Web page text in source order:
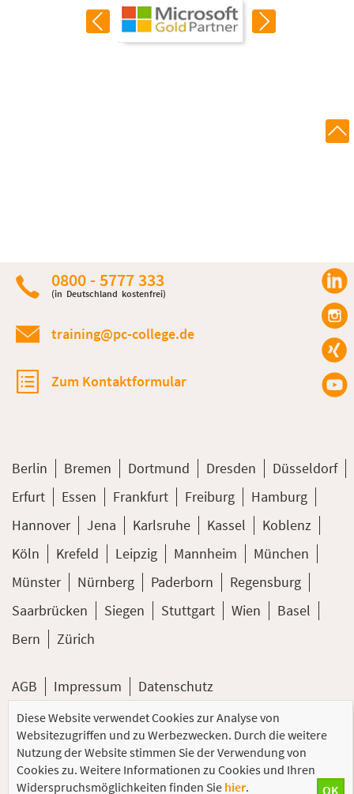
0800 - 5777 333
(in Deutschland kostenfrei)
training@pc-college.de
Zum Kontaktformular
Berlin Bremen Dortmund Dresden
Düsseldorf
Erfurt
Essen Frankfurt Freiburg
Hamburg
Hannover
Jena Karlsruhe Kassel
Koblenz
Köln
Krefeld Leipzig Mannheim
München
Münster
Nürnberg Paderborn
Regensburg
Saarbrücken
Siegen Stuttgart Wien
Basel
Bern
Zürich
AGB Impressum
Datenschutz
© 2026 PC-COLLEGE Training GmbH
Diese Website verwendet Cookies zur Analyse von
Websitezugriffen und zu Werbezwecken. Durch die weitere
Nutzung der Website stimmen Sie der Verwendung von
Cookies zu. Weitere Informationen zu Cookies und Ihren
Widerspruchsmöglichkeiten finden Sie hier.